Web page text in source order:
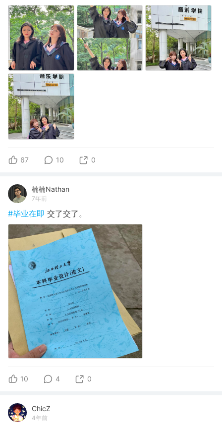
67 10 0
楠楠Nathan
7年前
#毕业在即 交了交了。
10 4 0
ChicZ
4年前